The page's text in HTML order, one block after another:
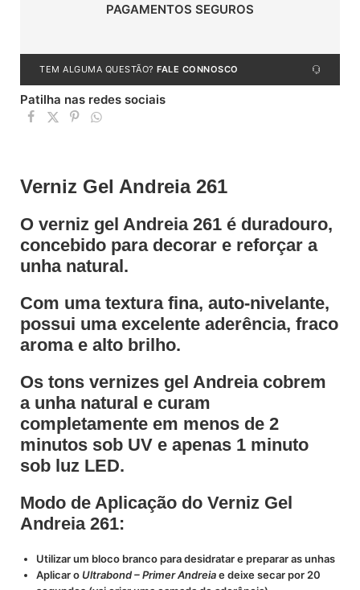
PAGAMENTOS SEGUROS
TEM ALGUMA QUESTÃO? FALE CONNOSCO
Patilha nas redes sociais
Verniz Gel Andreia 261
O verniz gel Andreia 261 é duradouro,
concebido para decorar e reforçar a
unha natural.
Com uma textura fina, auto-nivelante,
possui uma excelente aderência, fraco
aroma e alto brilho.
Os tons vernizes gel Andreia cobrem
a unha natural e curam
completamente em menos de 2
minutos sob UV e apenas 1 minuto
sob luz LED.
Modo de Aplicação do Verniz Gel
Andreia 261:
Utilizar um bloco branco para desidratar e preparar as unhas
Aplicar o Ultrabond – Primer Andreiae deixe secar por 20